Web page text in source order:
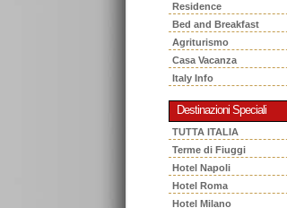
Residence
Bed and Breakfast
Agriturismo
Casa Vacanza
Italy Info
Destinazioni Speciali
TUTTA ITALIA
Terme di Fiuggi
Hotel Napoli
Hotel Roma
Hotel Milano